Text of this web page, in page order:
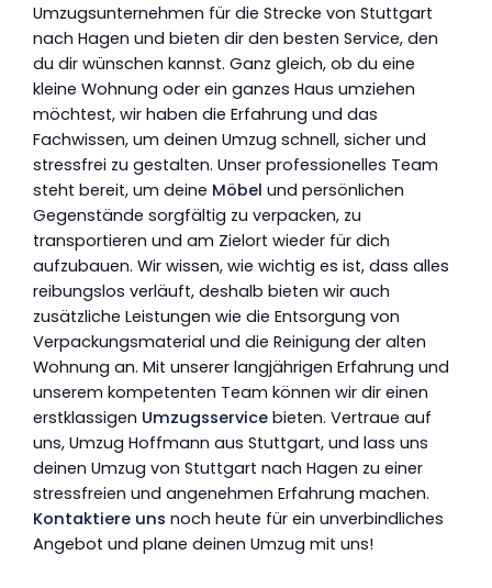
Umzugsunternehmen für die Strecke von Stuttgart
nach Hagen und bieten dir den besten Service, den
du dir wünschen kannst. Ganz gleich, ob du eine
kleine Wohnung oder ein ganzes Haus umziehen
möchtest, wir haben die Erfahrung und das
Fachwissen, um deinen Umzug schnell, sicher und
stressfrei zu gestalten. Unser professionelles Team
steht bereit, um deine Möbel und persönlichen
Gegenstände sorgfältig zu verpacken, zu
transportieren und am Zielort wieder für dich
aufzubauen. Wir wissen, wie wichtig es ist, dass alles
reibungslos verläuft, deshalb bieten wir auch
zusätzliche Leistungen wie die Entsorgung von
Verpackungsmaterial und die Reinigung der alten
Wohnung an. Mit unserer langjährigen Erfahrung und
unserem kompetenten Team können wir dir einen
erstklassigen Umzugsservice bieten. Vertraue auf
uns, Umzug Hoffmann aus Stuttgart, und lass uns
deinen Umzug von Stuttgart nach Hagen zu einer
stressfreien und angenehmen Erfahrung machen.
Kontaktiere uns noch heute für ein unverbindliches
Angebot und plane deinen Umzug mit uns!